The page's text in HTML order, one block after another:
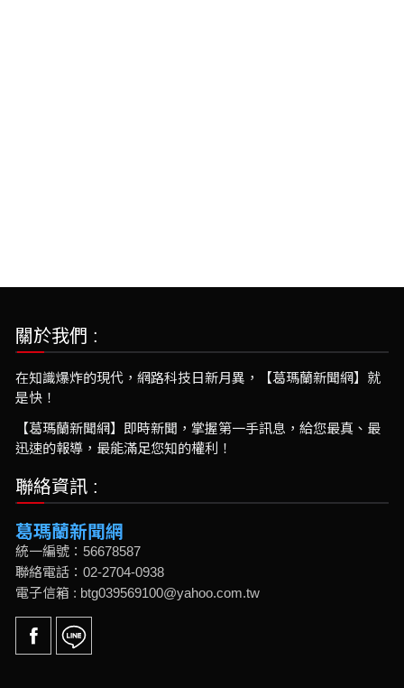
關於我們 :
在知識爆炸的現代，網路科技日新月異，【葛瑪蘭新聞網】就
是快！
【葛瑪蘭新聞網】即時新聞，掌握第一手訊息，給您最真、最
迅速的報導，最能滿足您知的權利！
聯絡資訊 :
葛瑪蘭新聞網
統一編號：56678587
聯絡電話：02-2704-0938
電子信箱 : btg039569100@yahoo.com.tw